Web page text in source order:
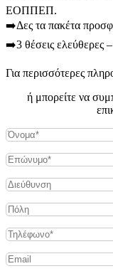
ΕΟΠΠΕΠ.
➡️Δες τα πακέτα
➡️3 θέσεις ελεύθερες
Για περισσότερες
ή μπορείτε να